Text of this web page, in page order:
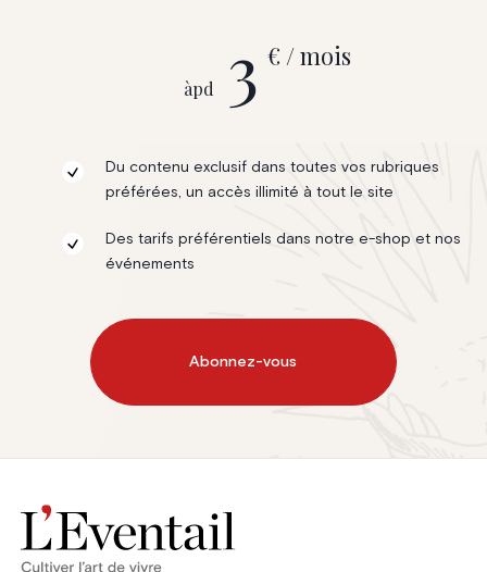
àpd 3 € / mois
Du contenu exclusif dans toutes vos rubriques
préférées, un accès illimité à tout le site
Des tarifs préférentiels dans notre e-shop et nos
événements
Abonnez-vous